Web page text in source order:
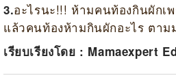
3.อะไรนะ!!! ห้ามคนท้องกินผักเพ
แล้วคนท้องห้ามกินผักอะไร ตาม
เรียบเรียงโดย : Mamaexpert